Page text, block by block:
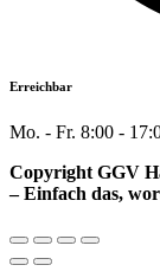
Erreichbar
Mo. - Fr. 8:00 -
Copyright GGV
– Einfach das,